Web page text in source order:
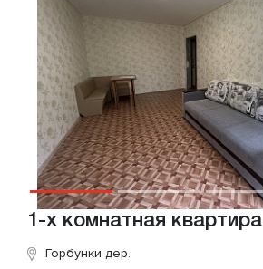
1-х комнатная квартира
Горбунки дер.